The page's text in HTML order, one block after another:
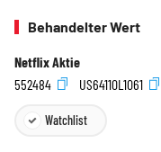
Behandelter Wert
Netflix Aktie
552484
US64110L1061
Watchlist